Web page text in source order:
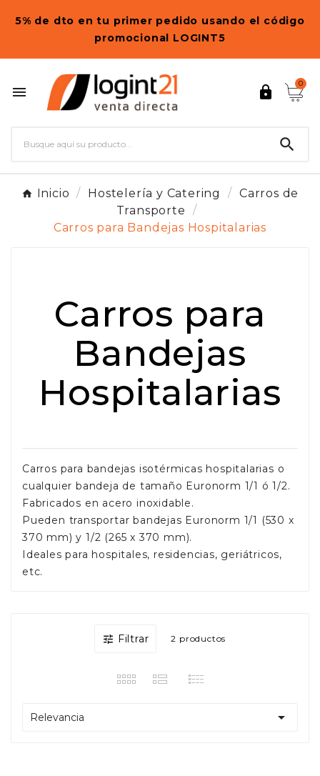
5% de dto en tu primer pedido usando el código
promocional LOGINT5
 
0

Inicio Hostelería y Catering
Carros de
Transporte
Carros para Bandejas Hospitalarias
Carros para
Bandejas
Hospitalarias
Carros para bandejas isotérmicas hospitalarias o
cualquier bandeja de tamaño Euronorm 1/1 ó 1/2.
Fabricados en acero inoxidable.
Pueden transportar bandejas Euronorm 1/1 (530 x
370 mm) y 1/2 (265 x 370 mm).
Ideales para hospitales, residencias, geriátricos,
etc.
 Filtrar 2 productos
Relevancia 